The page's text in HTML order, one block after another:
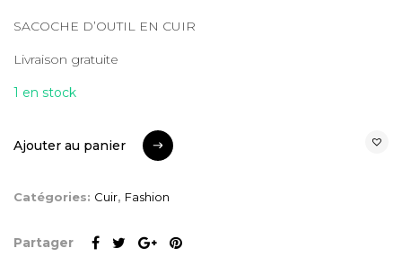
SACOCHE D’OUTIL EN CUIR
Livraison gratuite
1 en stock
Ajouter au panier
Catégories: Cuir, Fashion
Partager